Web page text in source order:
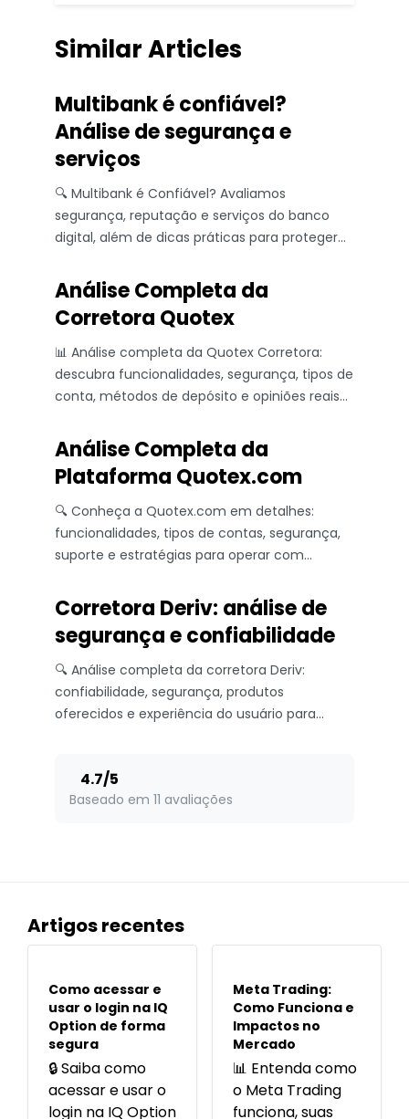
Similar Articles
Multibank é confiável?
Análise de segurança e
serviços
🔍 Multibank é Confiável? Avaliamos
segurança, reputação e serviços do banco
digital, além de dicas práticas para proteger
Análise Completa da
Corretora Quotex
📊 Análise completa da Quotex Corretora:
descubra funcionalidades, segurança, tipos de
conta, métodos de depósito e opiniões reais
Análise Completa da
Plataforma Quotex.com
🔍 Conheça a Quotex.com em detalhes:
funcionalidades, tipos de contas, segurança,
suporte e estratégias para operar com
Corretora Deriv: análise de
segurança e confiabilidade
🔍 Análise completa da corretora Deriv:
confiabilidade, segurança, produtos
oferecidos e experiência do usuário para
4.7/5
Baseado em 11 avaliações
Artigos recentes
POPULARES
Como acessar e
usar o login na IQ
Option de forma
segura
🔒 Saiba como
acessar e usar o
login na IQ Option
POPULARES
Meta Trading:
Como Funciona e
Impactos no
Mercado
📊 Entenda como
o Meta Trading
funciona, suas